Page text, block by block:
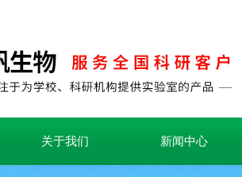
关于我们 新闻中心